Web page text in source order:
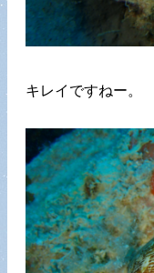
キレイですねー。